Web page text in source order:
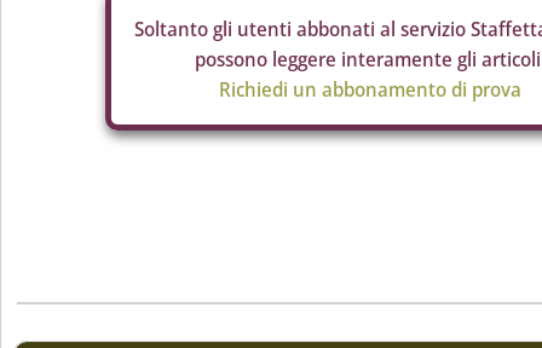
Soltanto gli utenti abbonati al servizio
possono leggere interamente gli
Richiedi un abbonamento di prova